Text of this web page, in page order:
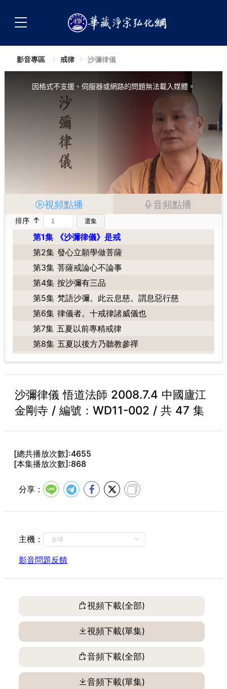
影音專區 戒律 沙彌律儀
因格式不支援、伺服器或網路的問題無法載入媒體。
視頻點播 音頻點播
排序 ↑ 選集
第1集 《沙彌律儀》是戒
第2集 發心立願學做菩薩
第3集 菩薩戒論心不論事
第4集 按沙彌有三品
第5集 梵語沙彌。此云息慈。謂息惡行慈
第6集 律儀者。十戒律諸威儀也
第7集 五夏以前專精戒律
第8集 五夏以後方乃聽教參禪
第9集 如者真如也，乘真如之道從因來果而成正覺之故，名為如來
第10集 五夏依師學律
第11集 斷除妄惑，證無生果，名出三界家，是為真出
第12集 專謂純一，不雜餘學
第16集 愚者茫乎不知。狂者忽而不學
第17集 諸法一性殊相，殊別之相，由外可見，謂之法
第18集 不持淨戒，欲得頓悟，如彼愚人，何有異哉
第19集 因取十戒。略解數語
第21集 然後近為比丘戒之階梯。遠為菩薩戒之根本
第22集 三世佛法。戒為根本。本之不修。道遠乎哉
第25集 常於眾生，起大慈心
第26集 斷命曰殺。有情曰生
第27集 永斷一切瞋恚習氣
第28集 若不斷淫，必落魔道
第30集 聖人有二。一世間聖人。二出世間聖人
沙彌律儀 悟道法師 2008.7.4 中國廬江
金剛寺 / 編號：WD11-002 / 共 47 集
[總共播放次數]:4655
[本集播放次數]:868
分享：
主機：
影音問題反饋
視頻下載(全部)
視頻下載(單集)
音頻下載(全部)
音頻下載(單集)